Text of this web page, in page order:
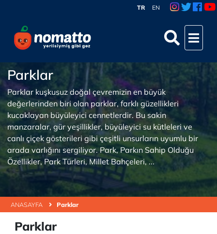
TR EN
ANASAYFA Parklar
Parklar
Parklar kuşkusuz doğal çevremizin en büyük
değerlerinden biri olan parklar, farklı güzellikleri
kucaklayan büyüleyici cennetlerdir. Bu sakin
manzaralar, gür yeşillikler, büyüleyici su kütleleri ve
canlı çiçek gösterileri gibi çeşitli unsurların uyumlu bir
arada varlığını sergiliyor. Park, Parkın Sahip Olduğu
Özellikler, Park Türleri, Millet Bahçeleri, ...
Parklar